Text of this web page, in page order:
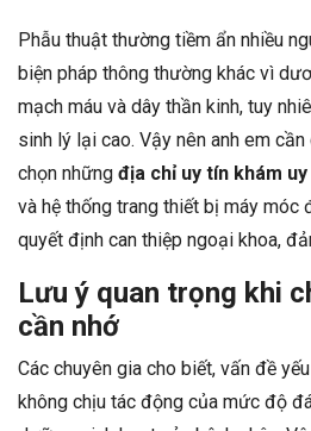
Phẫu thuật thường tiềm ẩn nhiều
biện pháp thông thường khác vì
mạch máu và dây thần kinh, tuy
sinh lý lại cao. Vậy nên anh em
chọn những địa chỉ uy tín khám
và hệ thống trang thiết bị máy móc
quyết định can thiệp ngoại khoa,
Lưu ý quan trọng khi
cần nhớ
Các chuyên gia cho biết, vấn đề
không chịu tác động của mức độ